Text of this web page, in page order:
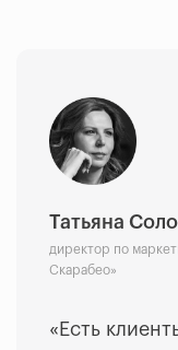
Татьяна
директор по
Скарабео»
«Есть